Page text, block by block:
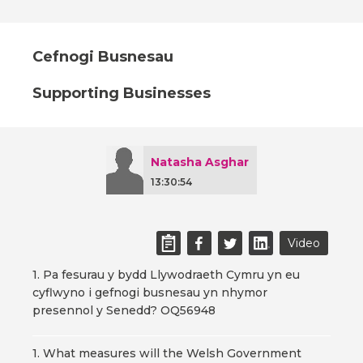
Cefnogi Busnesau
Supporting Businesses
Natasha Asghar
13:30:54
Video
1. Pa fesurau y bydd Llywodraeth Cymru yn eu
cyflwyno i gefnogi busnesau yn nhymor
presennol y Senedd? OQ56948
1. What measures will the Welsh Government